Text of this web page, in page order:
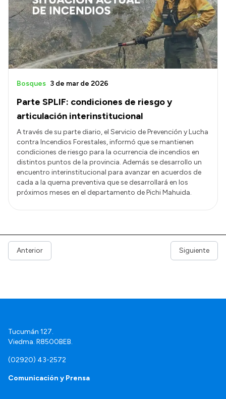
Parte SPLIF: condiciones de riesgo y
articulación interinstitucional
Bosques 3 de mar de 2026
A través de su parte diario, el Servicio de Prevención y Lucha
contra Incendios Forestales, informó que se mantienen
condiciones de riesgo para la ocurrencia de incendios en
distintos puntos de la provincia. Además se desarrollo un
encuentro interinstitucional para avanzar en acuerdos de
cada a la quema preventiva que se desarrollará en los
próximos meses en el departamento de Pichi Mahuida.
Anterior Siguiente
Tucumán 127.
Viedma. R8500BEB.
(02920) 43-2572
Comunicación y Prensa